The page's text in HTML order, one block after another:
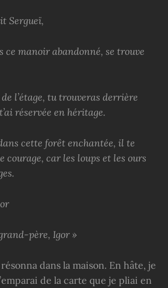
Sergueï,
ce manoir abandonné, se trouve
l’étage, tu trouveras derrière
réservée en héritage.
cette forêt enchantée, il te
courage, car les loups et les ours
père, Igor »
dans la maison. En hâte, je
de la carte que je pliai en